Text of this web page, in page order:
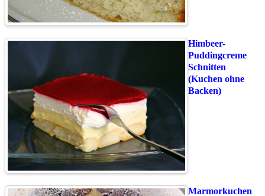
Himbeer-
Puddingcreme
Schnitten
(Kuchen ohne
Backen)
Marmorkuchen